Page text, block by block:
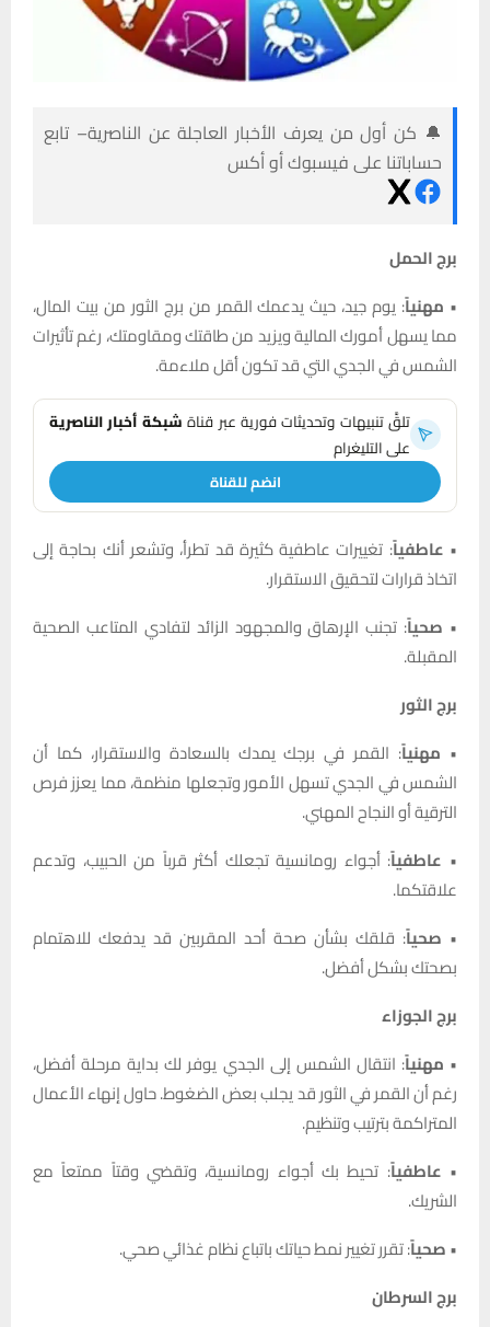
🔔 كن أول من يعرف الأخبار العاجلة عن الناصرية– تابع
حساباتنا على فيسبوك أو أكس
برج الحمل
• مهنياً: يوم جيد، حيث يدعمك القمر من برج الثور من بيت المال،
مما يسهل أمورك المالية ويزيد من طاقتك ومقاومتك، رغم تأثيرات
الشمس في الجدي التي قد تكون أقل ملاءمة.
تلقَّ تنبيهات وتحديثات فورية عبر قناةشبكة أخبار الناصرية
على التليغرام
انضم للقناة
• عاطفياً: تغييرات عاطفية كثيرة قد تطرأ، وتشعر أنك بحاجة إلى
اتخاذ قرارات لتحقيق الاستقرار.
• صحياً: تجنب الإرهاق والمجهود الزائد لتفادي المتاعب الصحية
المقبلة.
برج الثور
• مهنياً: القمر في برجك يمدك بالسعادة والاستقرار، كما أن
الشمس في الجدي تسهل الأمور وتجعلها منظمة، مما يعزز فرص
الترقية أو النجاح المهني.
• عاطفياً: أجواء رومانسية تجعلك أكثر قرباً من الحبيب، وتدعم
علاقتكما.
• صحياً: قلقك بشأن صحة أحد المقربين قد يدفعك للاهتمام
بصحتك بشكل أفضل.
برج الجوزاء
• مهنياً: انتقال الشمس إلى الجدي يوفر لك بداية مرحلة أفضل،
رغم أن القمر في الثور قد يجلب بعض الضغوط. حاول إنهاء الأعمال
المتراكمة بترتيب وتنظيم.
• عاطفياً: تحيط بك أجواء رومانسية، وتقضي وقتاً ممتعاً مع
الشريك.
•صحياً: تقرر تغيير نمط حياتك باتباع نظام غذائي صحي.
برج السرطان